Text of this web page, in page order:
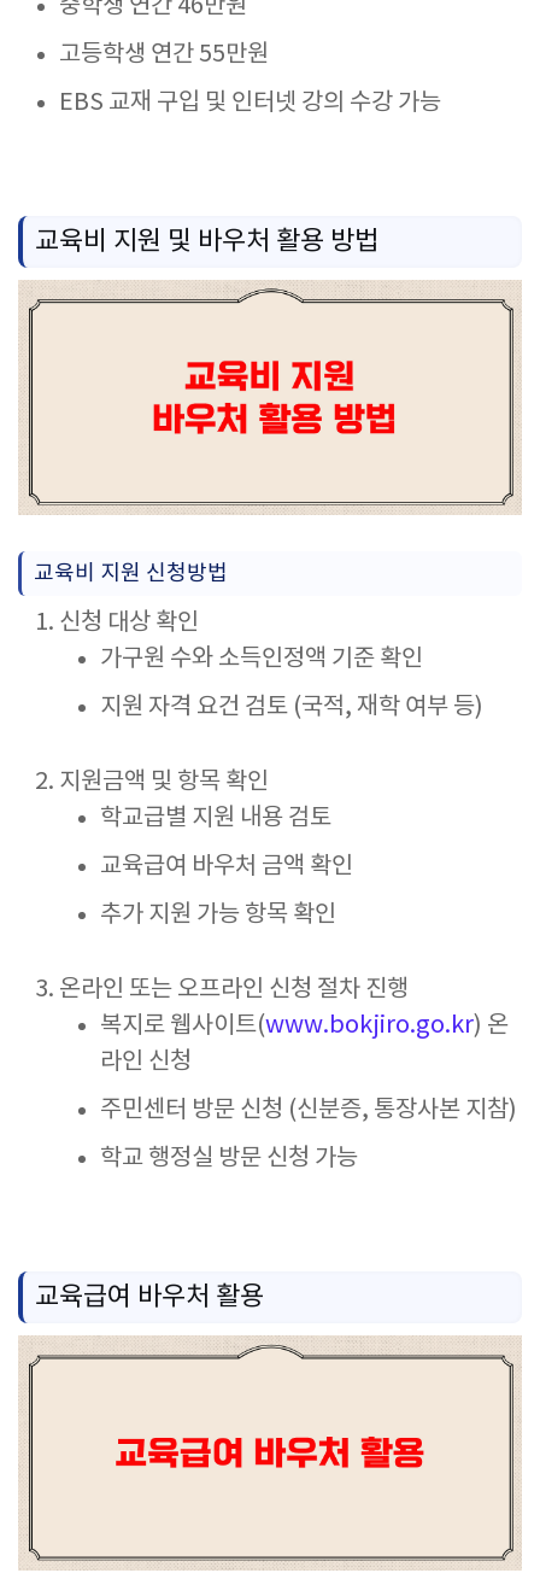
중학생 연간 46만원
고등학생 연간 55만원
EBS 교재 구입 및 인터넷 강의 수강 가능
교육비 지원 및 바우처 활용 방법
교육비 지원 신청방법
신청 대상 확인
가구원 수와 소득인정액 기준 확인
지원 자격 요건 검토 (국적, 재학 여부 등)
지원금액 및 항목 확인
학교급별 지원 내용 검토
교육급여 바우처 금액 확인
추가 지원 가능 항목 확인
온라인 또는 오프라인 신청 절차 진행
복지로 웹사이트(www.bokjiro.go.kr) 온
라인 신청
주민센터 방문 신청 (신분증, 통장사본 지참)
학교 행정실 방문 신청 가능
교육급여 바우처 활용